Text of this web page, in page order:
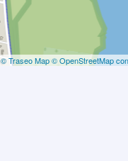
© Traseo Map© OpenStreetMap